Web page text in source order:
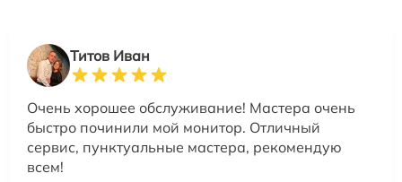
Титов Иван
Очень хорошее обслуживание! Мастера очень
быстро починили мой монитор. Отличный
сервис, пунктуальные мастера, рекомендую
всем!